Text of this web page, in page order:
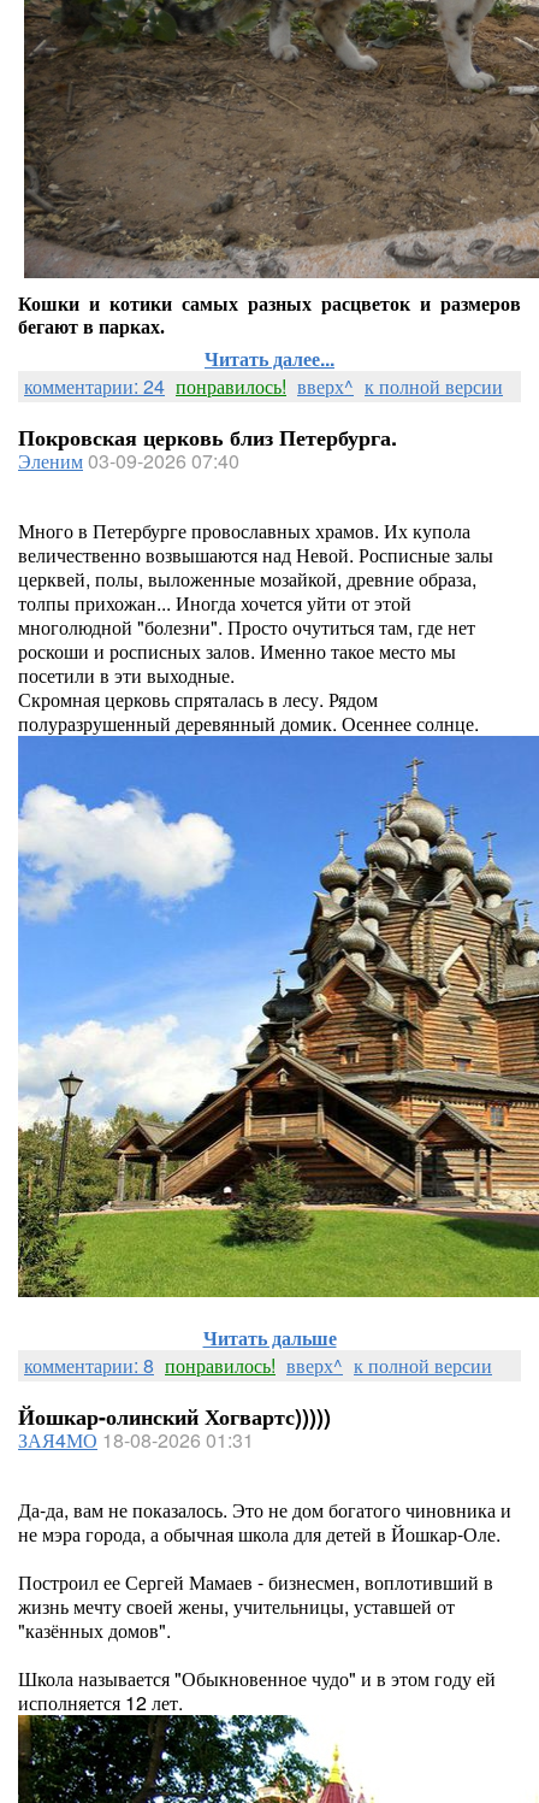
Кошки и котики самых разных расцветок и размеров
бегают в парках.
Читать далее...
комментарии: 24 понравилось! вверх^ к полной версии
Покровская церковь близ Петербурга.
Эленим03-09-2026 07:40
Много в Петербурге провославных храмов. Их купола
величественно возвышаются над Невой. Росписные залы
церквей, полы, выложенные мозайкой, древние образа,
толпы прихожан... Иногда хочется уйти от этой
многолюдной "болезни". Просто очутиться там, где нет
роскоши и росписных залов. Именно такое место мы
посетили в эти выходные.
Скромная церковь спряталась в лесу. Рядом
полуразрушенный деревянный домик. Осеннее солнце.
Читать дальше
комментарии: 8 понравилось! вверх^ к полной версии
Йошкар-олинский Хогвартс)))))
ЗАЯ4МО 18-08-2026 01:31
Да-да, вам не показалось. Это не дом богатого чиновника и
не мэра города, а обычная школа для детей в Йошкар-Оле.
Построил ее Сергей Мамаев - бизнесмен, воплотивший в
жизнь мечту своей жены, учительницы, уставшей от
"казённых домов".
Школа называется "Обыкновенное чудо" и в этом году ей
исполняется 12 лет.